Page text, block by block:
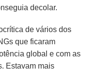
decolar.
de vários dos
que ficaram
global e com as
Estavam mais